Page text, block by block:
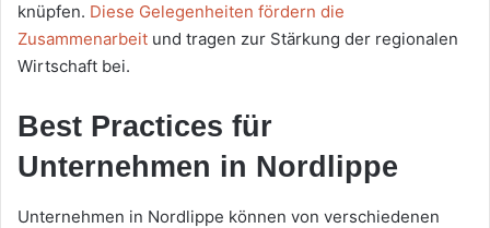
knüpfen. Diese Gelegenheiten fördern die
Zusammenarbeit und tragen zur Stärkung der regionalen
Wirtschaft bei.
Best Practices für
Unternehmen in Nordlippe
Unternehmen in Nordlippe können von verschiedenen